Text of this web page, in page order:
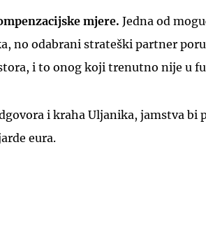
mjere. Jedna od
no odabrani strateški partner
i to onog koji trenutno nije u
i kraha Uljanika, jamstva bi
eura.